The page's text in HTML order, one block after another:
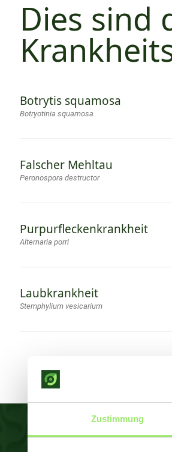
Zustimmung
Dies sind
Botrytis squamosa
Botryotinia squamosa
Falscher Mehltau
Peronospora destructor
Purpurfleckenkrankheit
Alternaria porri
Laubkrankheit
Stemphylium vesicarium